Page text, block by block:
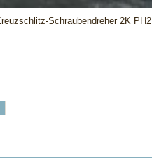
Schraubendreher 2K PH2